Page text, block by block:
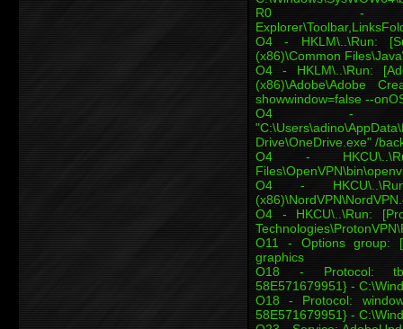
R0 -
O4 - HKLM\..\Run:
(x86)\Common
O4 - HKLM\..\Run:
(x86)\Adobe\Adobe
showwindow=false --
O4 -
Drive\OneDrive.exe" /
O4 -
O4 -
O4 - HKCU\..\Run:
O11 - Options group:
graphics
O18 - Protocol:
58E571679951} -
O18 - Protocol:
58E571679951} -